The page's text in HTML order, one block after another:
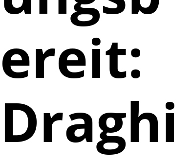
ereit:
Draghi